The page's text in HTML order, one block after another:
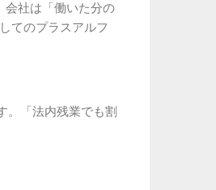
会社は「働いた分の
てのプラスアルフ
。「法内残業でも割